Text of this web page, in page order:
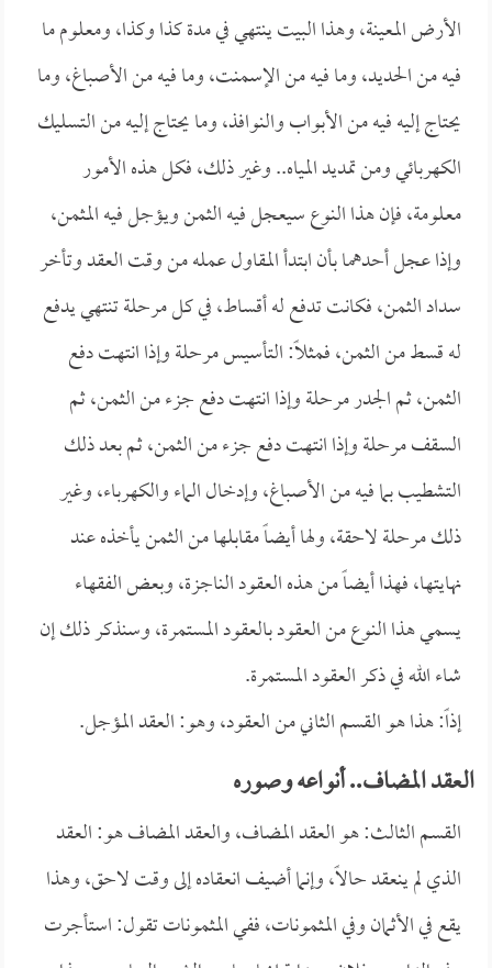
الأرض المعينة، وهذا البيت ينتهي في مدة كذا وكذا، ومعلوم ما
فيه من الحديد، وما فيه من الإسمنت، وما فيه من الأصباغ، وما
يحتاج إليه فيه من الأبواب والنوافذ، وما يحتاج إليه من التسليك
الكهربائي ومن تمديد المياه.. وغير ذلك، فكل هذه الأمور
معلومة، فإن هذا النوع سيعجل فيه الثمن ويؤجل فيه المثمن،
وإذا عجل أحدهما بأن ابتدأ المقاول عمله من وقت العقد وتأخر
سداد الثمن، فكانت تدفع له أقساط، في كل مرحلة تنتهي يدفع
له قسط من الثمن، فمثلاً: التأسيس مرحلة وإذا انتهت دفع
الثمن، ثم الجدر مرحلة وإذا انتهت دفع جزء من الثمن، ثم
السقف مرحلة وإذا انتهت دفع جزء من الثمن، ثم بعد ذلك
التشطيب بما فيه من الأصباغ، وإدخال الماء والكهرباء، وغير
ذلك مرحلة لاحقة، ولها أيضاً مقابلها من الثمن يأخذه عند
نهايتها، فهذا أيضاً من هذه العقود الناجزة، وبعض الفقهاء
يسمي هذا النوع من العقود بالعقود المستمرة، وسنذكر ذلك إن
شاء الله في ذكر العقود المستمرة.
إذاً: هذا هو القسم الثاني من العقود، وهو: العقد المؤجل.
العقد المضاف.. أنواعه وصوره
القسم الثالث: هو العقد المضاف، والعقد المضاف هو: العقد
الذي لم ينعقد حالاً، وإنما أضيف انعقاده إلى وقت لاحق، وهذا
يقع في الأثمان وفي المثمونات، ففي المثمونات تقول: استأجرت